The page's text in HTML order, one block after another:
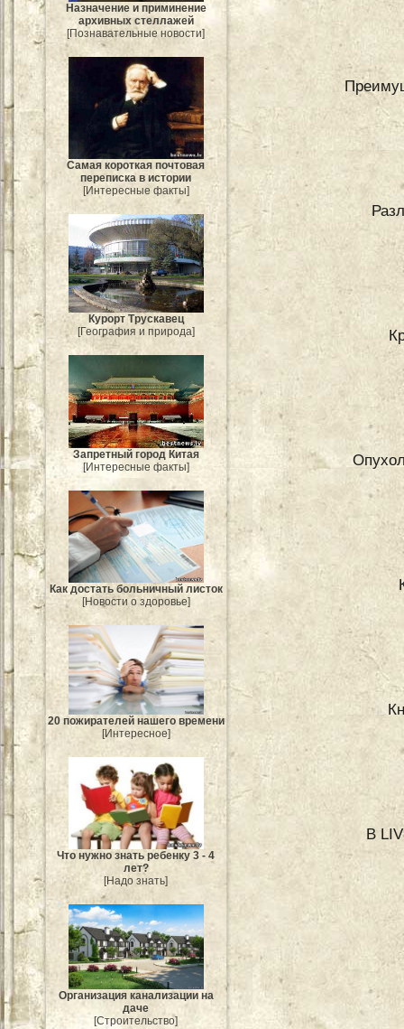
Назначение и приминение
архивных стеллажей
[Познавательные новости]
Самая короткая почтовая
переписка в истории
[Интересные факты]
Курорт Трускавец
[География и природа]
Запретный город Китая
[Интересные факты]
Как достать больничный листок
[Новости о здоровье]
20 пожирателей нашего времени
[Интересное]
Что нужно знать ребенку 3 - 4
лет?
[Надо знать]
Организация канализации на
даче
[Строительство]
В